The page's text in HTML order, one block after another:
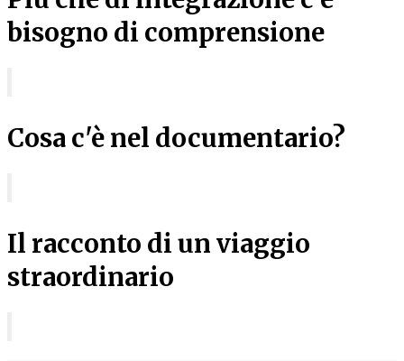
bisogno di comprensione
Cosa c'è nel documentario?
Il racconto di un viaggio
straordinario